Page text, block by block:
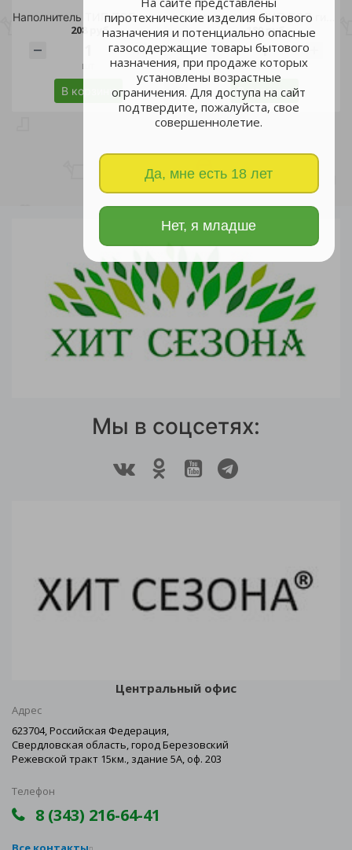
пиротехнические изделия бытового
назначения и потенциально опасные
газосодержащие товары бытового
назначения, при продаже которых
установлены возрастные
ограничения. Для доступа на сайт
подтвердите, пожалуйста, свое
совершеннолетие.
Да, мне есть 18 лет
Нет, я младше
Наполнитель ТИП-ТОП гигиенический для длинношерстных 7л/4
208 руб.
шт
В корзину
180 руб.
шт
В корзину
Мы в соцсетях:
Центральный офис
Адрес
623704, Российская Федерация,
Свердловская область, город Березовский
Режевской тракт 15км., здание 5А, оф. 203
Телефон
8 (343) 216-64-41